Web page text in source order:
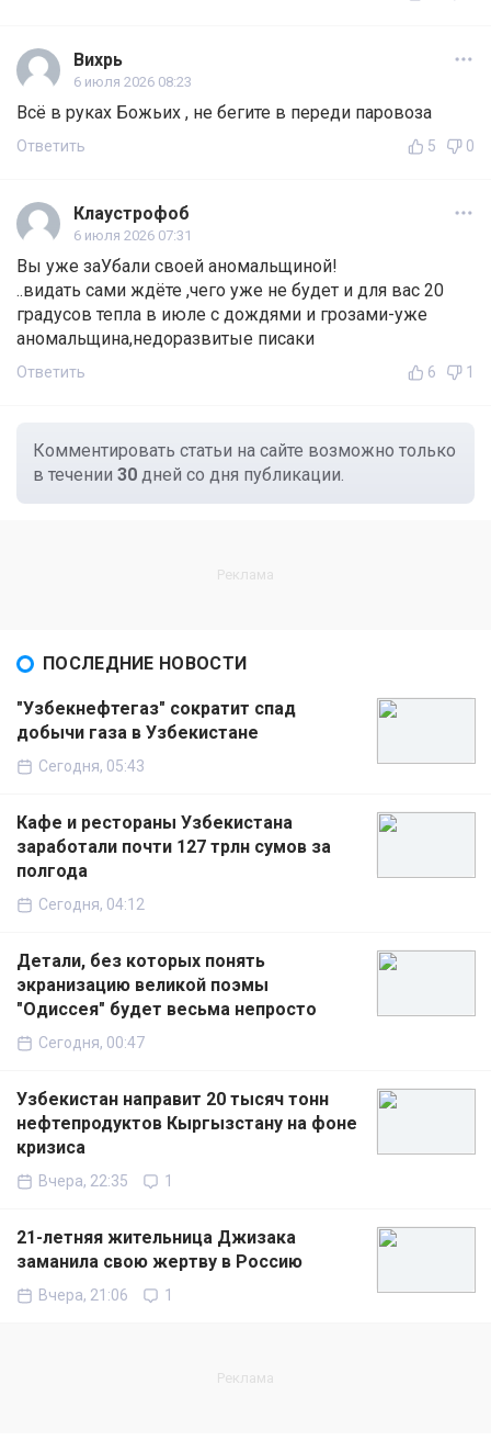
Вихрь
6 июля 2026 08:23
Всё в руках Божьих , не бегите в переди паровоза
Ответить 5 0
Клаустрофоб
6 июля 2026 07:31
Вы уже заУбали своей аномальщиной!
..видать сами ждёте ,чего уже не будет и для вас 20
градусов тепла в июле с дождями и грозами-уже
аномальщина,недоразвитые писаки
Ответить 6 1
Комментировать статьи на сайте возможно только
в течении 30 дней со дня публикации.
ПОСЛЕДНИЕ НОВОСТИ
"Узбекнефтегаз" сократит спад
добычи газа в Узбекистане
Сегодня, 05:43
Кафе и рестораны Узбекистана
заработали почти 127 трлн сумов за
полгода
Сегодня, 04:12
Детали, без которых понять
экранизацию великой поэмы
"Одиссея" будет весьма непросто
Сегодня, 00:47
Узбекистан направит 20 тысяч тонн
нефтепродуктов Кыргызстану на фоне
кризиса
Вчера, 22:35 1
21-летняя жительница Джизака
заманила свою жертву в Россию
Вчера, 21:06 1